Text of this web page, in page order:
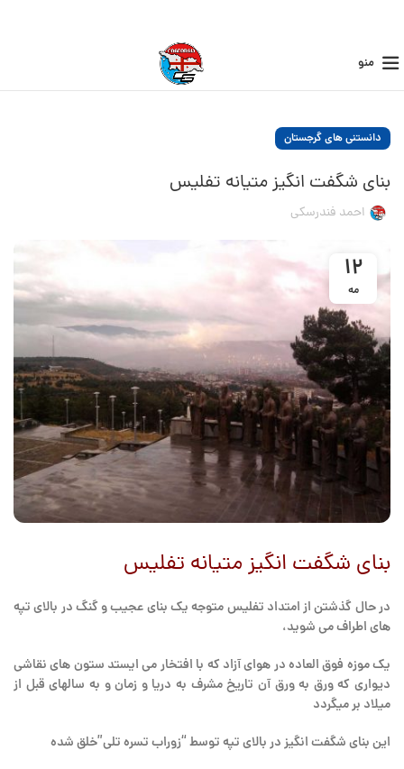
منو
دانستنی های گرجستان
بنای شگفت انگیز متیانه تفلیس
احمد فندرسکی
12
مه
بنای شگفت انگیز متیانه تفلیس
در حال گذشتن از امتداد تفلیس متوجه یک بنای عجیب و گنگ در بالای تپه
های اطراف می شوید،
یک موزه فوق العاده در هوای آزاد که با افتخار می ایستد ستون های نقاشی
دیواری که ورق به ورق آن تاریخ مشرف به دریا و زمان و به سالهای قبل از
میلاد بر میگردد
این بنای شگفت انگیز در بالای تپه توسط “زوراب تسره تلی”خلق شده